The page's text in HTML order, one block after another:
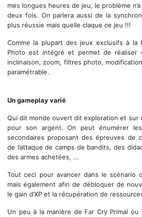
mes longues heures de jeu, le problème
deux fois. On parlera aussi de la
plus réussie mais quelle claque ce jeu !!!
Comme la plupart des jeux exclusifs à la
Photo est intégré et permet de réaliser
inclinaison, zoom, filtres photo,
paramétrable.
Un gameplay varié
Qui dit monde ouvert dit exploration et sur
pour son argent. On peut énumérer les
secondaires proposant des épreuves de
de l’attaque de camps de bandits, des
des armes achetées, …
Tout ceci pour avancer dans le scénario
mais également afin de débloquer de
le gain d’XP et la récupération de
Un peu à la manière de Far Cry Primal ou